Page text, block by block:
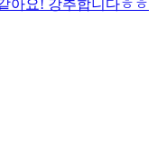
아요! 강추합니다ㅎㅎ